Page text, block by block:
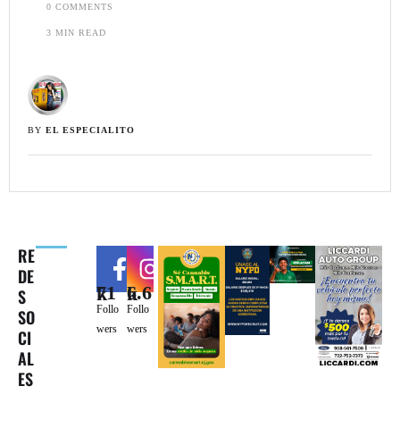
0 COMMENTS
3 MIN READ
BY EL ESPECIALITO
RE
DE
S
SO
CI
AL
ES
71k
Follo
wers
6.6k
Follo
wers